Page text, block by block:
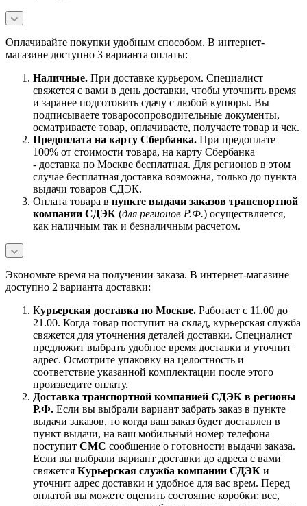
Оплачивайте покупки удобным способом. В интернет-
магазине доступно 3 варианта оплаты:
Наличные. При доставке курьером. Специалист
свяжется с вами в день доставки, чтобы уточнить время
и заранее подготовить сдачу с любой купюры. Вы
подписываете товаросопроводительные документы,
осматриваете товар, оплачиваете, получаете товар и чек.
Предоплата на карту Сбербанка. При предоплате
100% от стоимости товара, на карту Сбербанка
- доставка по Москве бесплатная. Для регионов в этом
случае бесплатная доставка возможна, только до пункта
выдачи товаров СДЭК.
Оплата товара в пункте выдачи заказов транспортной
компании СДЭК (для регионов Р.Ф.) осуществляется,
как наличным так и безналичным расчетом.
Экономьте время на получении заказа. В интернет-магазине
доступно 2 варианта доставки:
Курьерская доставка по Москве. Работает с 11.00 до
21.00. Когда товар поступит на склад, курьерская служба
свяжется для уточнения деталей доставки. Специалист
предложит выбрать удобное время доставки и уточнит
адрес. Осмотрите упаковку на целостность и
соответствие указанной комплектации после этого
произведите оплату.
Доставка транспортной компанией СДЭК в регионы
Р.Ф. Если вы выбрали вариант забрать заказ в пункте
выдачи заказов, то когда ваш заказ будет доставлен в
пункт выдачи, на ваш мобильный номер телефона
поступит СМС сообщение о готовности выдачи заказа.
Если вы выбрали вариант доставки до адреса с вами
свяжется Курьерская служба компании СДЭК и
уточнит адрес доставки и удобное для вас врем. Перед
оплатой вы можете оценить состояние коробки: вес,